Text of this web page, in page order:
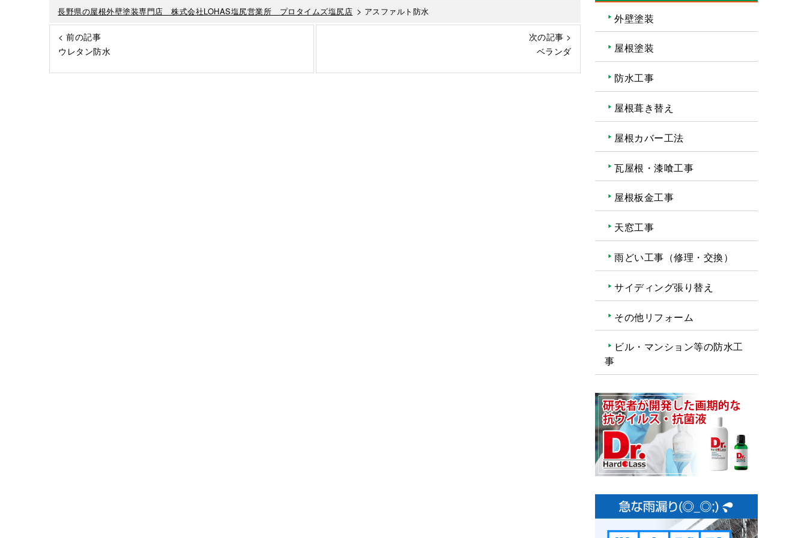
長野県の屋根外壁塗装専門店 株式会社LOHAS塩尻営業所 プロタイムズ塩尻店 > アスファルト防水
< 前の記事
ウレタン防水
次の記事 >
ベランダ
外壁塗装
屋根塗装
防水工事
屋根葺き替え
屋根カバー工法
瓦屋根・漆喰工事
屋根板金工事
天窓工事
雨どい工事（修理・交換）
サイディング張り替え
その他リフォーム
ビル・マンション等の防水工
事